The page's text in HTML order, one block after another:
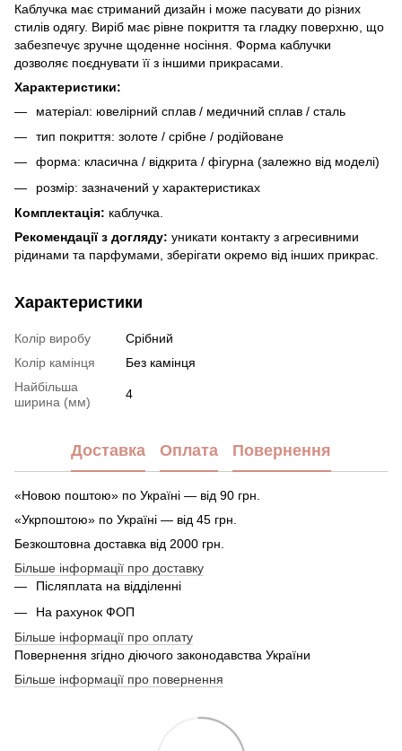
Каблучка має стриманий дизайн і може пасувати до різних
стилів одягу. Виріб має рівне покриття та гладку поверхню, що
забезпечує зручне щоденне носіння. Форма каблучки
дозволяє поєднувати її з іншими прикрасами.
Характеристики:
матеріал: ювелірний сплав / медичний сплав / сталь
тип покриття: золоте / срібне / родійоване
форма: класична / відкрита / фігурна (залежно від моделі)
розмір: зазначений у характеристиках
Комплектація: каблучка.
Рекомендації з догляду: уникати контакту з агресивними
рідинами та парфумами, зберігати окремо від інших прикрас.
Характеристики
Колір виробу
Срібний
Колір камінця
Без камінця
Найбільша
ширина (мм)
4
Доставка Оплата Повернення
«Новою поштою» по Україні — від 90 грн.
«Укрпоштою» по Україні — від 45 грн.
Безкоштовна доставка від 2000 грн.
Більше інформації про доставку
Післяплата на відділенні
На рахунок ФОП
Більше інформації про оплату
Повернення згідно діючого законодавства України
Більше інформації про повернення